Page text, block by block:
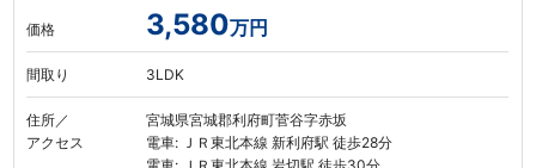
価格 3,580万円
間取り 3LDK
住所／
アクセス
宮城県宮城郡利府町菅谷字赤坂
電車: ＪＲ東北本線 新利府駅 徒歩28分